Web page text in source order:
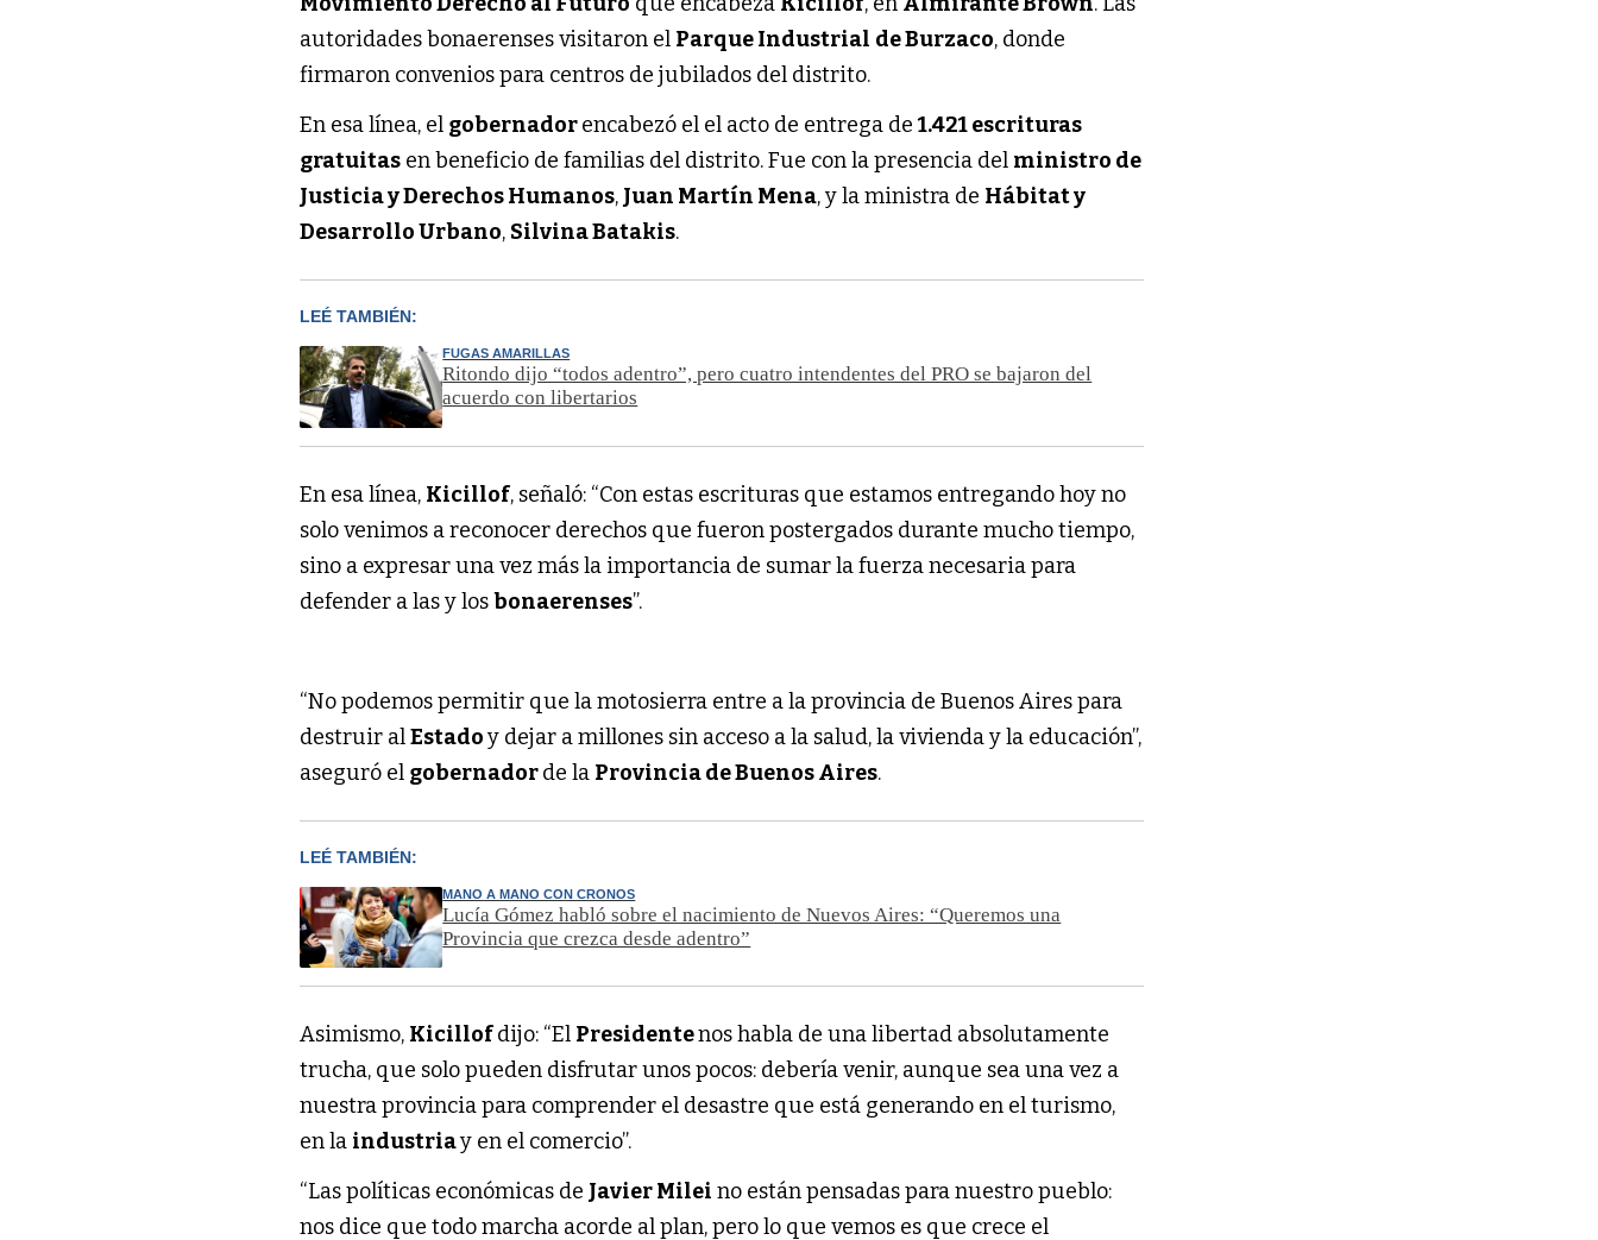
autoridades bonaerenses visitaron el Parque Industrial de Burzaco, donde
firmaron convenios para centros de jubilados del distrito.
En esa línea, el gobernadorencabezó el el acto de entrega de1.421 escrituras
gratuitas en beneficio de familias del distrito. Fue con la presencia del ministro de
Justicia y Derechos Humanos, Juan Martín Mena, y la ministra de Hábitat y
Desarrollo Urbano, Silvina Batakis.
LEÉ TAMBIÉN:
FUGAS AMARILLAS
Ritondo dijo “todos adentro”, pero cuatro intendentes del PRO se bajaron del
acuerdo con libertarios
En esa línea, Kicillof, señaló: “Con estas escrituras que estamos entregando hoy no
solo venimos a reconocer derechos que fueron postergados durante mucho tiempo,
sino a expresar una vez más la importancia de sumar la fuerza necesaria para
defender a las y losbonaerenses”.
“No podemos permitir que la motosierra entre a la provincia de Buenos Aires para
destruir alEstadoy dejar a millones sin acceso a la salud, la vivienda y la educación”,
aseguró el gobernadorde la Provincia de Buenos Aires.
LEÉ TAMBIÉN:
MANO A MANO CON CRONOS
Lucía Gómez habló sobre el nacimiento de Nuevos Aires: “Queremos una
Provincia que crezca desde adentro”
Asimismo, Kicillofdijo: “El Presidentenos habla de una libertad absolutamente
trucha, que solo pueden disfrutar unos pocos: debería venir, aunque sea una vez a
nuestra provincia para comprender el desastre que está generando en el turismo,
en la industriay en el comercio”.
“Las políticas económicas de Javier Milei no están pensadas para nuestro pueblo:
nos dice que todo marcha acorde al plan, pero lo que vemos es que crece el